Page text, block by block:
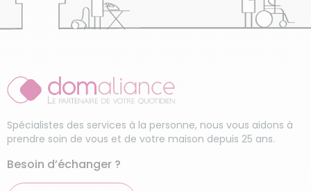
Spécialistes des services à la personne, nous vous aidons à
prendre soin de vous et de votre maison depuis 25 ans.
Besoin d’échanger ?